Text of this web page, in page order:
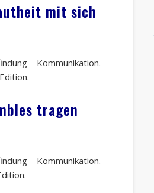
mit sich
– Kommunikation.
tragen
– Kommunikation.